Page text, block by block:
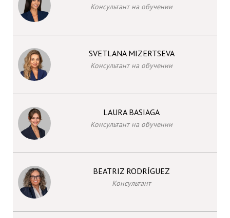
Консультант на обучении
SVETLANA MIZERTSEVA
Консультант на обучении
LAURA BASIAGA
Консультант на обучении
BEATRIZ RODRÍGUEZ
Консультант